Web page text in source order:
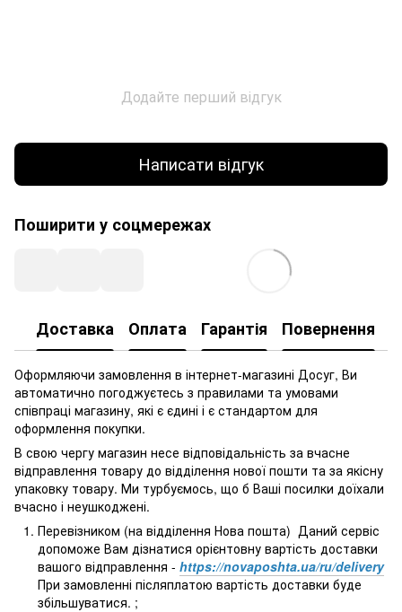
Додайте перший відгук
Написати відгук
Поширити у соцмережах
Доставка Оплата Гарантія Повернення
Оформляючи замовлення в інтернет-магазині Досуг, Ви
автоматично погоджуєтесь з правилами та умовами
співпраці магазину, які є єдині і є стандартом для
оформлення покупки.
В свою чергу магазин несе відповідальність за вчасне
відправлення товару до відділення нової пошти та за якісну
упаковку товару. Ми турбуємось, що б Ваші посилки доїхали
вчасно і неушкоджені.
Перевізником (на відділення Нова пошта) Даний сервіс
допоможе Вам дізнатися орієнтовну вартість доставки
вашого відправлення - https://novaposhta.ua/ru/delivery
При замовленні післяплатою вартість доставки буде
збільшуватися. ;